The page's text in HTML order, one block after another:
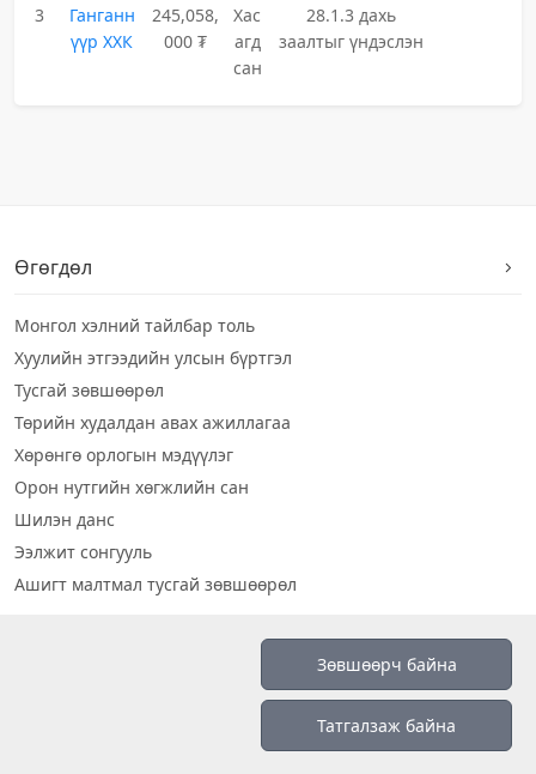
3
Ганганн
үүр ХХК
245,058,
000 ₮
Хас
агд
сан
28.1.3 дахь
заалтыг үндэслэн
Өгөгдөл
Монгол хэлний тайлбар толь
Хуулийн этгээдийн улсын бүртгэл
Тусгай зөвшөөрөл
Төрийн худалдан авах ажиллагаа
Хөрөнгө орлогын мэдүүлэг
Орон нутгийн хөгжлийн сан
Шилэн данс
Ээлжит сонгууль
Ашигт малтмал тусгай зөвшөөрөл
Зөвшөөрч байна
Татгалзаж байна